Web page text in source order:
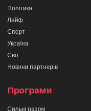
Політика
Лайф
Спорт
Україна
Світ
Новини партнерів
Програми
Сильні разом